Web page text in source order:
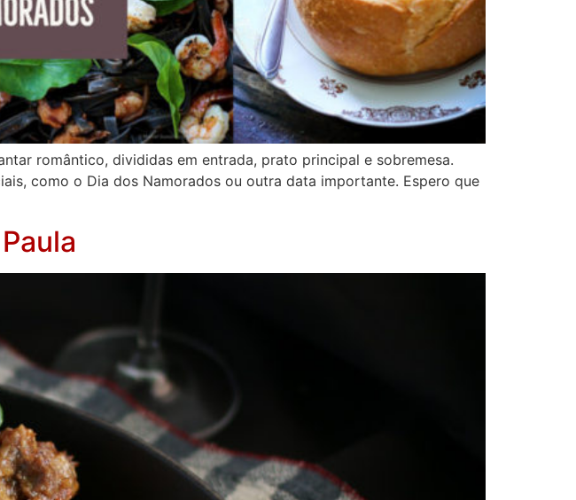
romântico, divididas em entrada, prato principal e sobremesa.
como o Dia dos Namorados ou outra data importante. Espero que